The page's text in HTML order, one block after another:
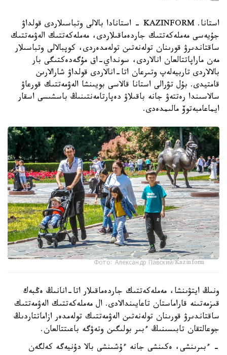
استانا. KAZINFORM - استانادا بالالى وتباسىلاردى قولداۋ
جۇيەسى مەملەكەتتىك جاردەماقىلاردى، مەملەكەتتىك الەۋمەتتىك
ساقتاندىرۋ قورىنان تولەنەتىن تولەمدەردى، كوپبالالى وتباسىلار
مەن ماراپاتتالعان انالاردى، سونداي-اق مۇگەدەكتىگى بار
بالالاردى تاربيەلەپ وتىرعان اتا-انالاردى قولداۋ شارالارىن
قامتيدى. بۇل تۋرالى استانا قالاسى بويىنشا الەۋمەتتىك قورعاۋ
سالاسىندا رەتتەۋ جانە باقىلاۋ دەپارتامەنتىنىڭ باسشىسى اسقار
ايماعامبەتوۆ مالىمدەدى.
Фото: Александр Павский/Kazinform
ونىڭ ايتۋىنشا، مەملەكەتتىك جاردەماقىلار اتا-انانىڭ ەڭبەك
قىزمەتىنە قاراماستان تاعايىندالادى. ال مەملەكەتتىك الەۋمەتتىك
ساقتاندىرۋ قورىنان تولەنەتىن الەۋمەتتىك تولەمدەر ازاماتتاردىڭ
جوعالتقان تابىسىنىڭ ءبىر بولىگىن وتەۋگە باعىتتالعان.
- ءبىرىنشى، ەكىنشى جانە ءۇشىنشى بالا دۇنيەگە كەلگەن